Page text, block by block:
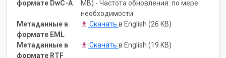
формате DwC-A
MB) - Частота обновления: по мере
необходимости
Метаданные в
формате EML
Скачать в English (26 KB)
Метаданные в
формате RTF
Скачать в English (19 KB)